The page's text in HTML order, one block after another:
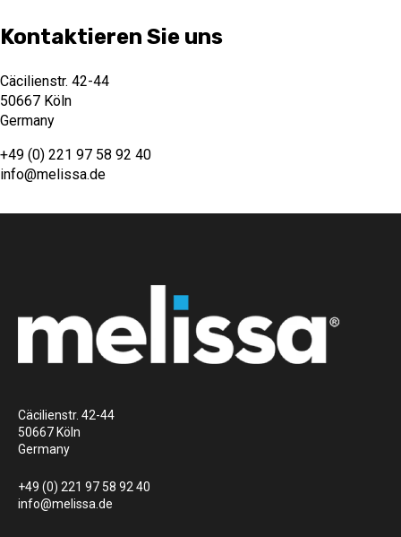
Kontaktieren Sie uns
Cäcilienstr. 42-44
50667 Köln
Germany
+49 (0) 221 97 58 92 40
info@melissa.de
Cäcilienstr. 42-44
50667 Köln
Germany
+49 (0) 221 97 58 92 40
info@melissa.de